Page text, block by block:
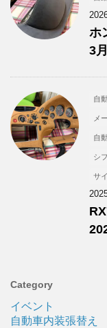
ホ
3
自
メ
自
シ
サ
Category
イベント
自動車内装張替え